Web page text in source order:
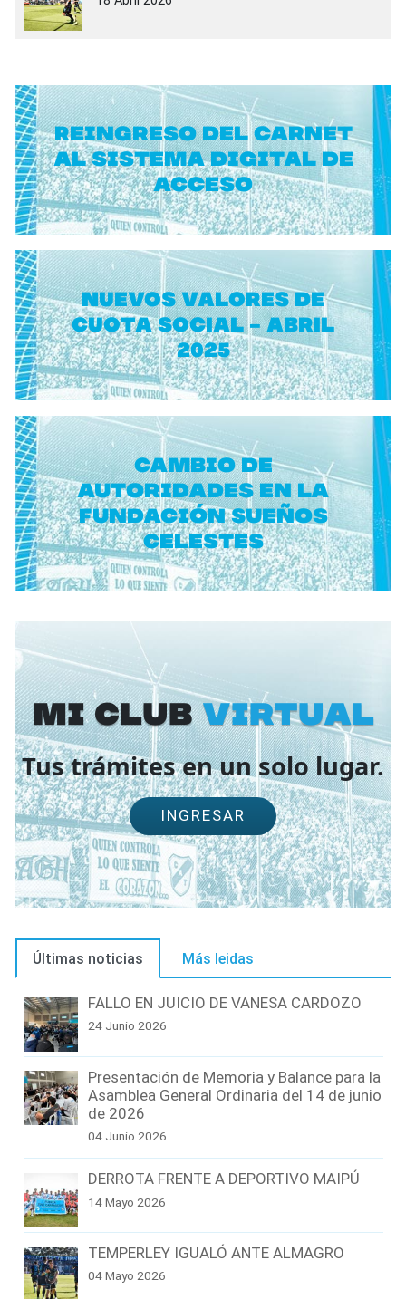
Reingreso del carnet
al sistema digital de
acceso
NUEVOS VALORES DE
CUOTA SOCIAL - ABRIL
2025
Cambio de
autoridades en la
Fundación Sueños
Celestes
Mi Clubvirtual
Tus trámites en un solo lugar.
INGRESAR
Últimas noticias Más leidas
FALLO EN JUICIO DE VANESA CARDOZO
24 Junio 2026
Presentación de Memoria y Balance para la
Asamblea General Ordinaria del 14 de junio
de 2026
04 Junio 2026
DERROTA FRENTE A DEPORTIVO MAIPÚ
14 Mayo 2026
TEMPERLEY IGUALÓ ANTE ALMAGRO
04 Mayo 2026